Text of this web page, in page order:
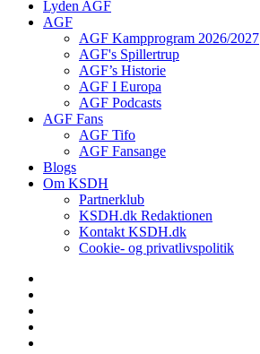
Lyden AGF
AGF
AGF Kampprogram 2026/2027
AGF's Spillertrup
AGF’s Historie
AGF I Europa
AGF Podcasts
AGF Fans
AGF Tifo
AGF Fansange
Blogs
Om KSDH
Partnerklub
KSDH.dk Redaktionen
Kontakt KSDH.dk
Cookie- og privatlivspolitik